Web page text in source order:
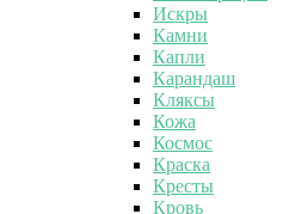
Искры
Камни
Капли
Карандаш
Кляксы
Кожа
Космос
Краска
Кресты
Кровь